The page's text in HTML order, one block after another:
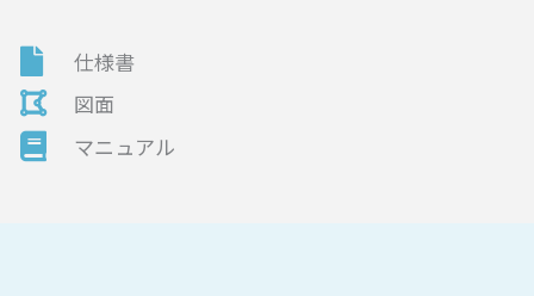
仕様書
図面
マニュアル